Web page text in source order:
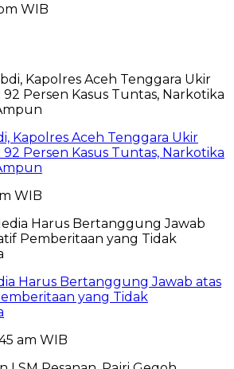
WIB
Kapolres Aceh Tenggara Ukir
92 Persen Kasus Tuntas, Narkotika
WIB
Harus Bertanggung Jawab atas
yang Tidak
am WIB